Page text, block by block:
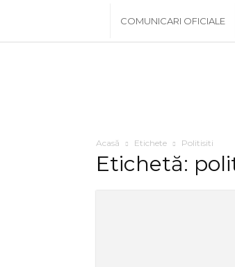
www.PRescu.ro
COMUNICARI OFICIALE
Acasă Etichete Politisiti
Etichetă: